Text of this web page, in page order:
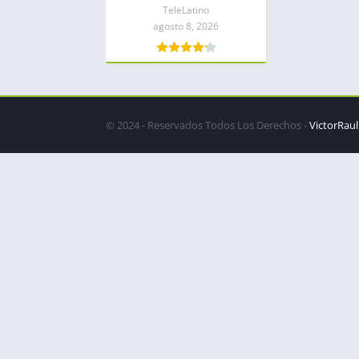
TeleLatino
agosto 8, 2026
© 2024 - Reservados Todos Los Derechos -